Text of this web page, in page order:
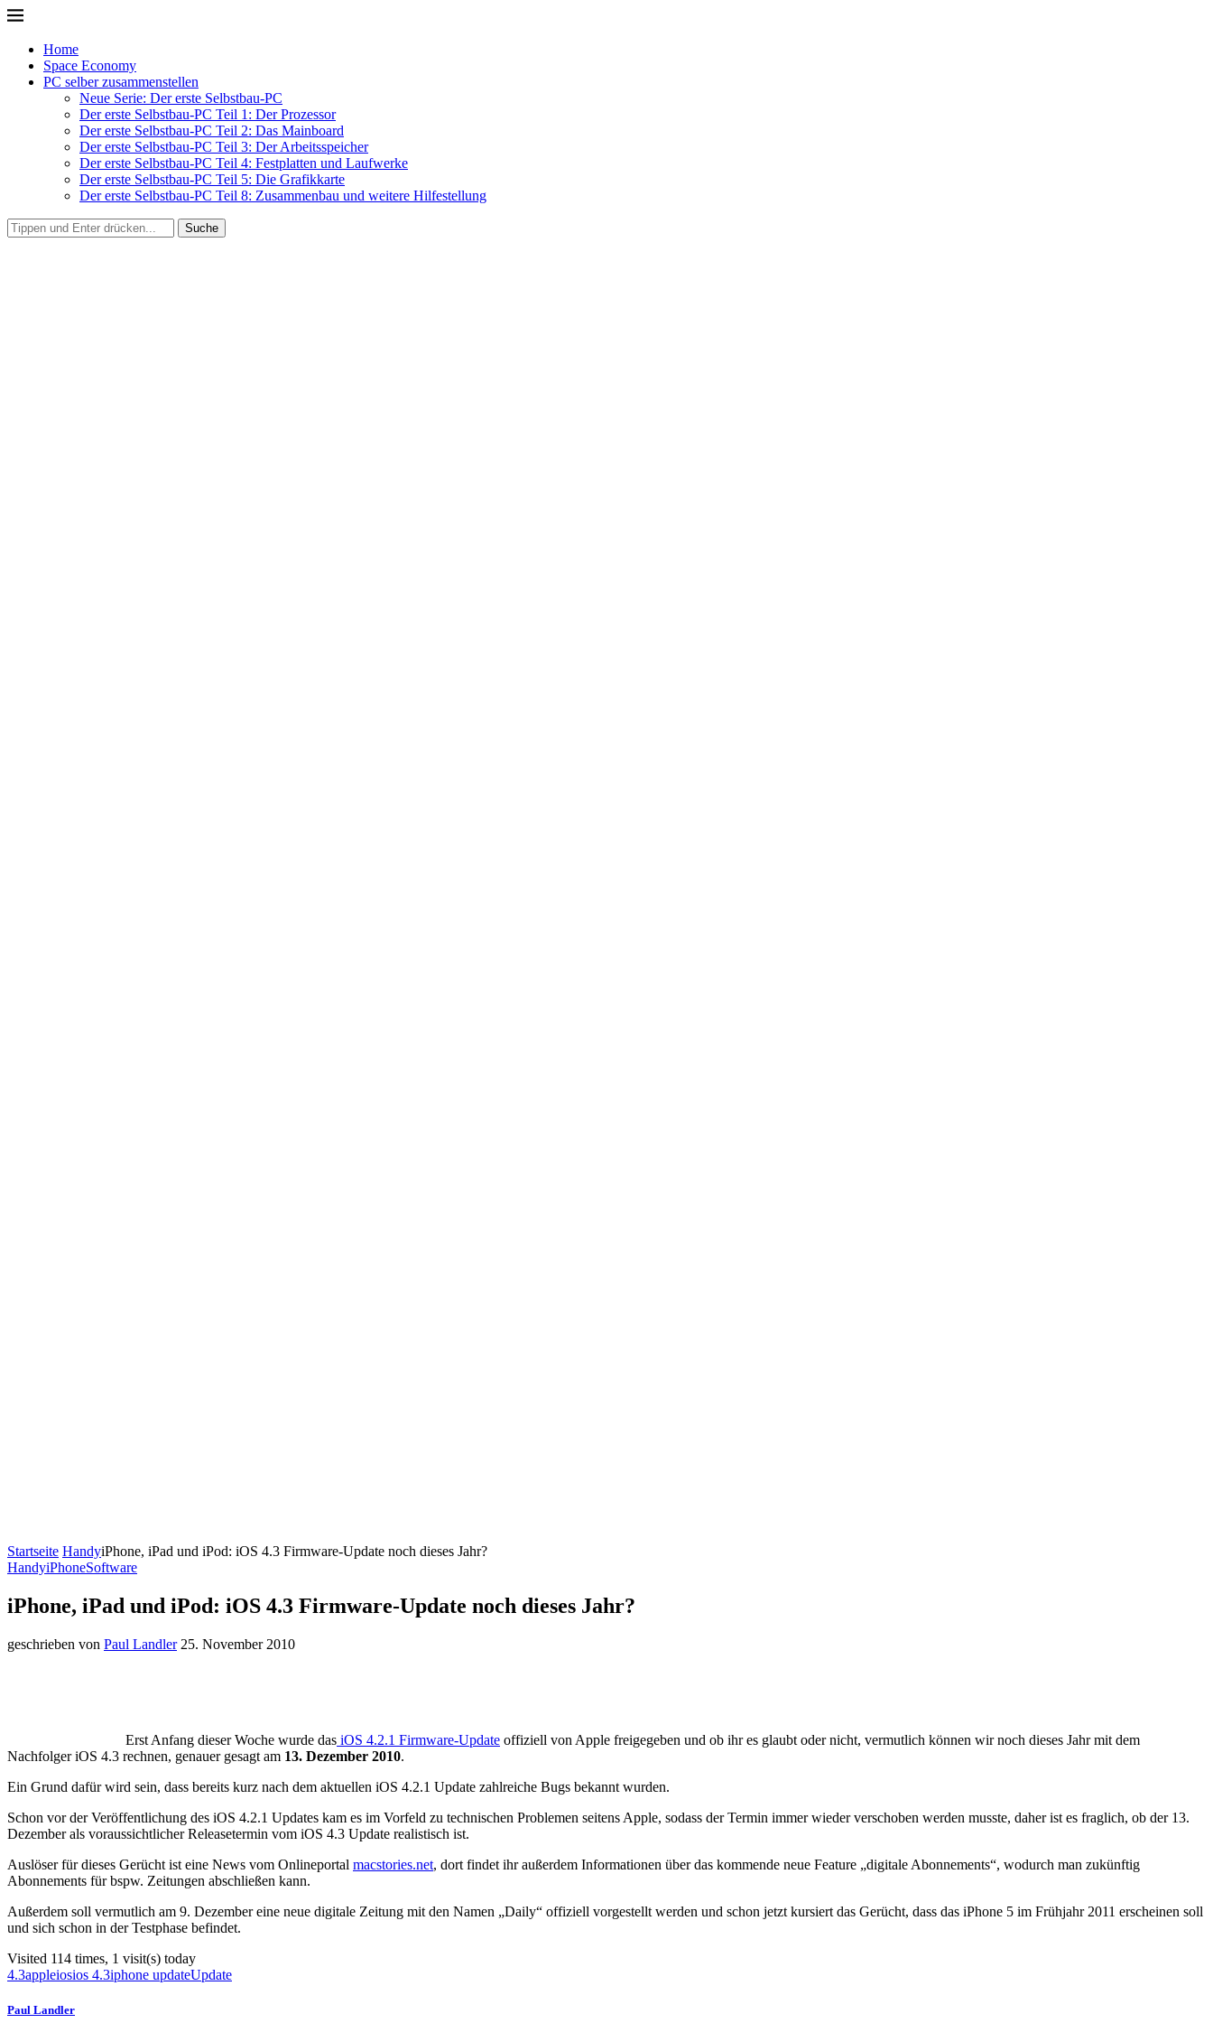
Home
Space Economy
PC selber zusammenstellen
Neue Serie: Der erste Selbstbau-PC
Der erste Selbstbau-PC Teil 1: Der Prozessor
Der erste Selbstbau-PC Teil 2: Das Mainboard
Der erste Selbstbau-PC Teil 3: Der Arbeitsspeicher
Der erste Selbstbau-PC Teil 4: Festplatten und Laufwerke
Der erste Selbstbau-PC Teil 5: Die Grafikkarte
Der erste Selbstbau-PC Teil 8: Zusammenbau und weitere Hilfestellung
Suche
Startseite HandyiPhone, iPad und iPod: iOS 4.3 Firmware-Update noch dieses Jahr?
HandyiPhoneSoftware
iPhone, iPad und iPod: iOS 4.3 Firmware-Update noch dieses Jahr?
geschrieben von Paul Landler 25. November 2010
Erst Anfang dieser Woche wurde das iOS 4.2.1 Firmware-Update offiziell von Apple freigegeben und ob ihr es glaubt oder nicht, vermutlich können wir noch dieses Jahr mit dem
Nachfolger iOS 4.3 rechnen, genauer gesagt am 13. Dezember 2010.
Ein Grund dafür wird sein, dass bereits kurz nach dem aktuellen iOS 4.2.1 Update zahlreiche Bugs bekannt wurden.
Schon vor der Veröffentlichung des iOS 4.2.1 Updates kam es im Vorfeld zu technischen Problemen seitens Apple, sodass der Termin immer wieder verschoben werden musste, daher ist es fraglich, ob der 13.
Dezember als voraussichtlicher Releasetermin vom iOS 4.3 Update realistisch ist.
Auslöser für dieses Gerücht ist eine News vom Onlineportal macstories.net, dort findet ihr außerdem Informationen über das kommende neue Feature „digitale Abonnements“, wodurch man zukünftig
Abonnements für bspw. Zeitungen abschließen kann.
Außerdem soll vermutlich am 9. Dezember eine neue digitale Zeitung mit den Namen „Daily“ offiziell vorgestellt werden und schon jetzt kursiert das Gerücht, dass das iPhone 5 im Frühjahr 2011 erscheinen soll
und sich schon in der Testphase befindet.
Visited 114 times, 1 visit(s) today
4.3appleiosios 4.3iphone updateUpdate
Paul Landler